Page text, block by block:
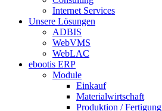
Internet Services
Unsere Lösungen
ADBIS
WebVMS
WebLAC
ebootis ERP
Module
Einkauf
Materialwirtschaft
Produktion / Fertigung